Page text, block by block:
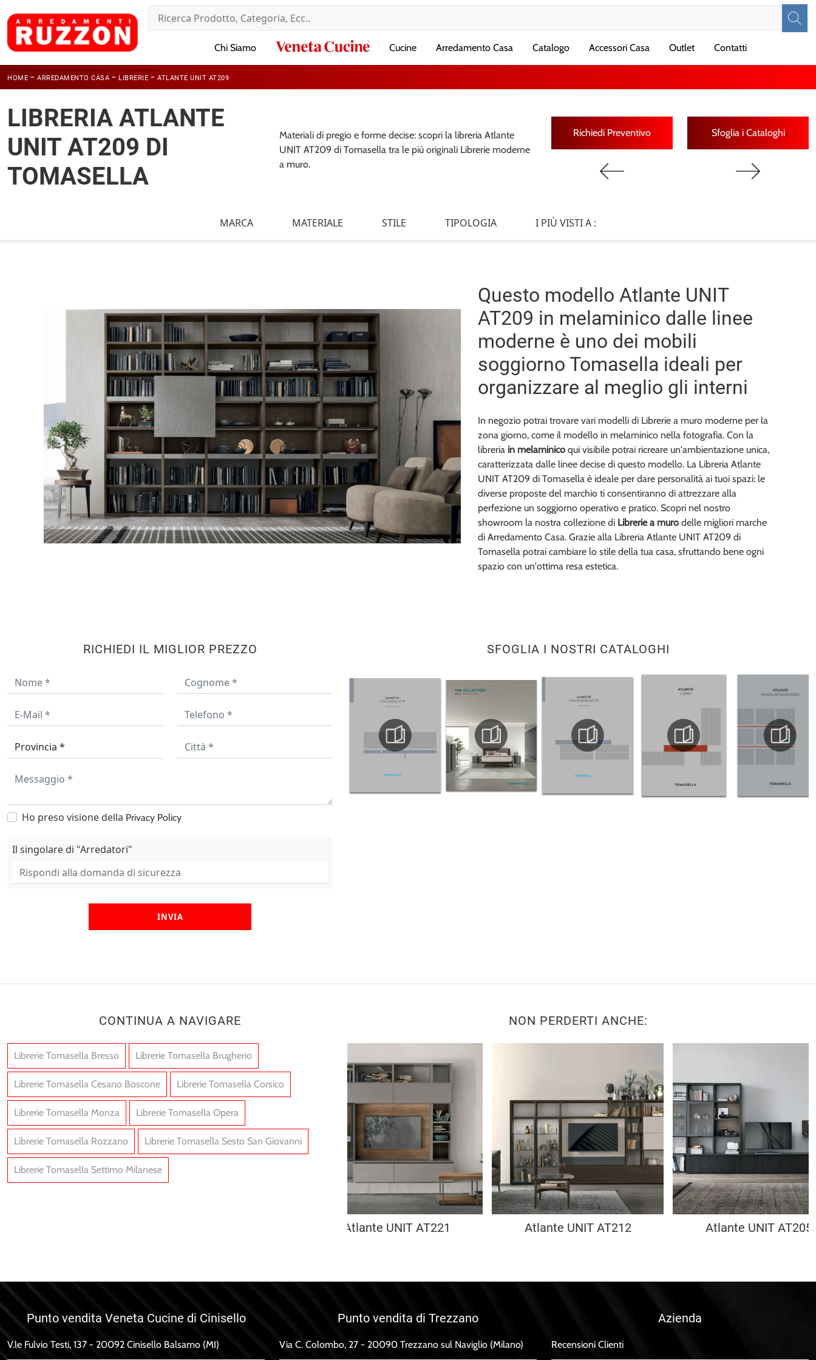
Chi Siamo
VenetaCucine Arredamento Casa Catalogo Accessori Casa Outlet Contatti
HOME - ARREDAMENTO CASA - LIBRERIE - ATLANTE UNIT AT209
LIBRERIA ATLANTE
UNIT AT209 DI
TOMASELLA
Materiali di pregio e forme decise: scopri la libreria Atlante
UNIT AT209 di Tomasella tra le più originali Librerie moderne
a muro.
Richiedi Preventivo Sfoglia i Cataloghi
MARCA MATERIALE STILE TIPOLOGIA I PIÙ VISTI A :
Questo modello Atlante UNIT
AT209 in melaminico dalle linee
moderne è uno dei mobili
soggiorno Tomasella ideali per
organizzare al meglio gli interni
In negozio potrai trovare vari modelli di Librerie a muro moderne per la
zona giorno, come il modello in melaminico nella fotografia. Con la
libreria in melaminicoqui visibile potrai ricreare un'ambientazione unica,
caratterizzata dalle linee decise di questo modello. La Libreria Atlante
UNIT AT209 di Tomasella è ideale per dare personalità ai tuoi spazi: le
diverse proposte del marchio ti consentiranno di attrezzare alla
perfezione un soggiorno operativo e pratico. Scopri nel nostro
showroom la nostra collezione di Librerie a murodelle migliori marche
di Arredamento Casa. Grazie alla Libreria Atlante UNIT AT209 di
Tomasella potrai cambiare lo stile della tua casa, sfruttando bene ogni
spazio con un'ottima resa estetica.
SFOGLIA I NOSTRI CATALOGHI
RICHIEDI IL MIGLIOR PREZZO
Ho preso visione della Privacy Policy
Il singolare di "Arredatori"
INVIA
NON PERDERTI ANCHE:
Atlante UNIT AT221 Atlante UNIT AT212 Atlante UNIT AT205
CONTINUA A NAVIGARE
Librerie Tomasella Bresso Librerie Tomasella Brugherio
Librerie Tomasella Cesano Boscone Librerie Tomasella Corsico
Librerie Tomasella Monza Librerie Tomasella Opera
Librerie Tomasella Rozzano Librerie Tomasella Sesto San Giovanni
Librerie Tomasella Settimo Milanese
Punto vendita Veneta Cucine di Cinisello
V.le Fulvio Testi, 137 - 20092 Cinisello Balsamo (MI)
Punto vendita di Trezzano
Via C. Colombo, 27 - 20090 Trezzano sul Naviglio (Milano)
Azienda
Recensioni Clienti